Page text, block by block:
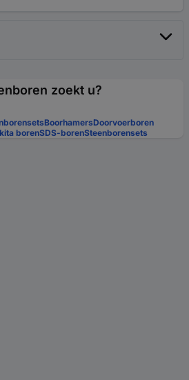
zoekt u?
BoorhamersDoorvoerboren
borenSDS-borenSteenborensets